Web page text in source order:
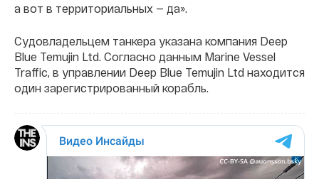
а вот в территориальных — да».
Судовладельцем танкера указана компания Deep
Blue Temujin Ltd. Согласно данным Marine Vessel
Traffic, в управлении Deep Blue Temujin Ltd находится
один зарегистрированный корабль.